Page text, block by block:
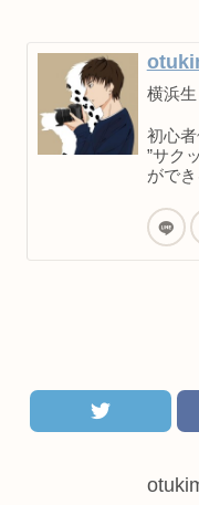
横浜
初心
”サク
がで